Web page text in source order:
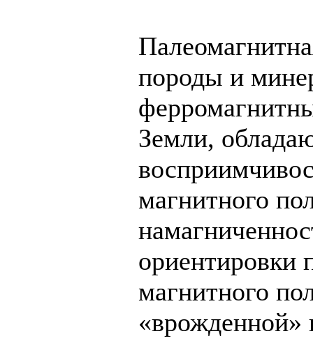
породы и
Земли,
магнитного
ориентировки
магнитного
«врожденной»